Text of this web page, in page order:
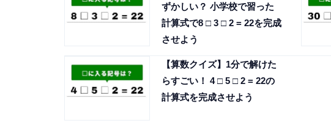
ずかしい？ 小学校で習った
計算式で8 □ 3 □ 2 = 22を完成
させよう
【算数クイズ】1分で解けた
らすごい！ 4 □ 5 □ 2 = 22の
計算式を完成させよう